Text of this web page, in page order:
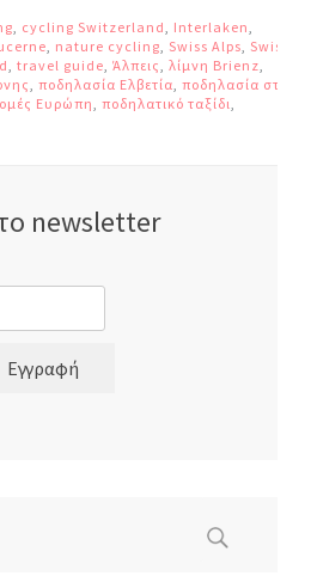
, cycling Switzerland, Interlaken,
, nature cycling, Swiss Alps, Swiss
, travel guide, Άλπεις, λίμνη Brienz,
, ποδηλασία Ελβετία, ποδηλασία στη
Ευρώπη, ποδηλατικό ταξίδι,
newsletter
Εγγραφή